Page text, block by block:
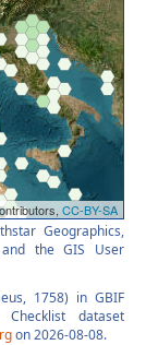
Geographics,
and the GIS User
1758) in GBIF
Checklist dataset
on 2026-08-08.